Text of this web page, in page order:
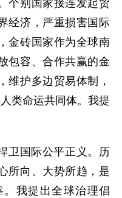
个别国家接连发起贸
经济，严重损害国际
金砖国家作为全球南
包容、合作共赢的金
维护多边贸易体制，
类命运共同体。我提
卫国际公平正义。历
所向、大势所趋，是
我提出全球治理倡